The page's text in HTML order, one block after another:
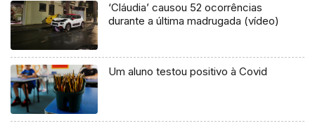
‘Cláudia’ causou 52 ocorrências
durante a última madrugada (vídeo)
Um aluno testou positivo à Covid